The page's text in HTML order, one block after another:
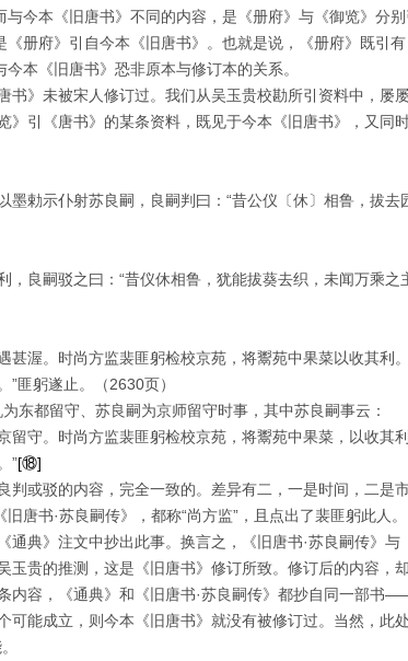
今本《旧唐书》不同的内容，是《册府》与《御览》分
册府》引自今本《旧唐书》。也就是说，《册府》既引
今本《旧唐书》恐非原本与修订本的关系。
书》未被宋人修订过。我们从吴玉贵校勘所引资料中，屡
》引《唐书》的某条资料，既见于今本《旧唐书》，又同
勅示仆射苏良嗣，良嗣判曰：“昔公仪〔休〕相鲁，拔去
良嗣驳之曰：“昔仪休相鲁，犹能拔葵去织，未闻万乘之
渥。时尚方监裴匪躬检校京苑，将鬻苑中果菜以收其利
”匪躬遂止。（2630页）
为东都留守、苏良嗣为京师留守时事，其中苏良嗣事云：
留守。时尚方监裴匪躬检校京苑，将鬻苑中果菜，以收其
”[⑱]
判或驳的内容，完全一致的。差异有二，一是时间，二是
唐书·苏良嗣传》，都称“尚方监”，且点出了裴匪躬此人
典》注文中抄出此事。换言之，《旧唐书·苏良嗣传》与
玉贵的推测，这是《旧唐书》修订所致。修订后的内容，
内容，《通典》和《旧唐书·苏良嗣传》都抄自同一部书
可能成立，则今本《旧唐书》就没有被修订过。当然，此